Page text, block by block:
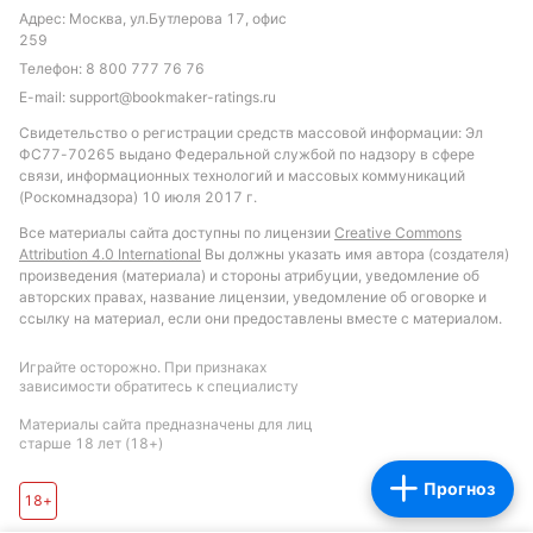
предыдущих встречах. Рекомендуется обратить
внимание на ставки, связанные с общим
количеством голов (больше 2.5) и
индивидуальным тоталом ударов Бенфики (больше
11.5). Также интересной может стать ставка на
победу Бенфики по ударам с форой -2.5, учитывая
её доминирование в этом показателе в последних
матчах против Порту.
Обновлено:
Автор
Игорь Чамовских
Прогноз
Адрес: Москва, ул.Бутлерова 17, офис
259
Телефон: 8 800 777 76 76
E-mail: support@bookmaker-ratings.ru
Свидетельство о регистрации средств массовой информации: Эл
ФС77-70265 выдано Федеральной службой по надзору в сфере
связи, информационных технологий и массовых коммуникаций
(Роскомнадзора) 10 июля 2017 г.
Все материалы сайта доступны по лицензии Creative Commons
Attribution 4.0 International Вы должны указать имя автора (создателя)
произведения (материала) и стороны атрибуции, уведомление об
авторских правах, название лицензии, уведомление об оговорке и
ссылку на материал, если они предоставлены вместе с материалом.
Играйте осторожно. При признаках
зависимости обратитесь к специалисту
Материалы сайта предназначены для лиц
старше 18 лет (18+)
18+